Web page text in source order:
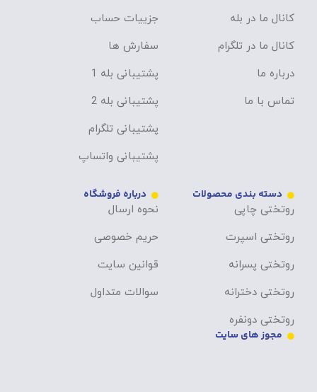
کانال ما در بله
کانال ما در تلگرام
درباره ما
تماس با ما
جزییات حساب
سفارش ها
پشتیبانی بله 1
پشتیبانی بله 2
پشتیبانی تلگرام
پشتیبانی واتساپ
دسته بندی محصولات
روتختی چاپی
روتختی اسپرت
روتختی پسرانه
روتختی دخترانه
روتختی دونفره
درباره فروشگاه
نحوه ارسال
حریم خصوصی
قوانین سایت
سوالات متداول
مجوز های سایت